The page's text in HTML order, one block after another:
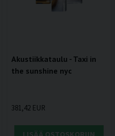
Akustiikkataulu - Taxi in
the sunshine nyc
381,42 EUR
LISÄÄ OSTOSKORIIN